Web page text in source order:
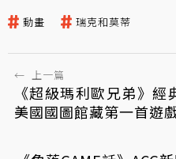
動畫 瑞克和莫蒂
← 上一篇
《超級瑪利歐兄弟》
美國國圖館藏第一首遊